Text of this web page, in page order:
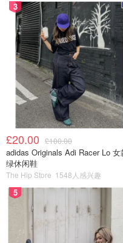
Benylin Chesty Cough（
嗽的时候感觉肺部痒痒的
糖浆了。
适应症：
咳嗽伴随
不良反应：嗜睡，过
副作用。建议开车、
Benylin children's 儿童
3
£20.00 £100.00
adidas Originals Adi Racer Lo 女
绿休闲鞋
The Hip Store 1548人感兴趣
5